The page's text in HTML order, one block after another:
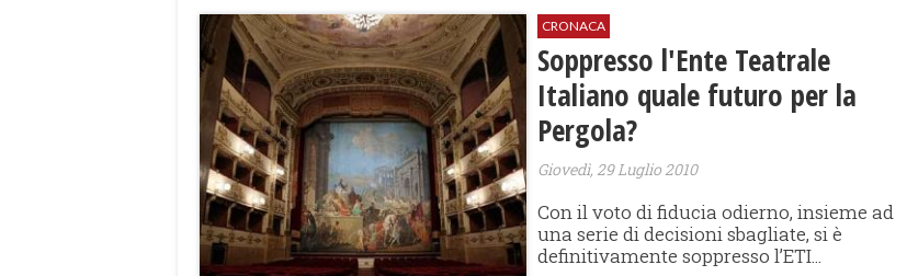
CRONACA
Soppresso l'Ente Teatrale
Italiano quale futuro per la
Pergola?
Giovedì, 29 Luglio 2010
Con il voto di fiducia odierno, insieme ad
una serie di decisioni sbagliate, si è
definitivamente soppresso l’ETI...